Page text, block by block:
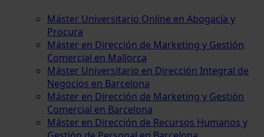
Máster Universitario Online en Abogacía y
Procura
Máster en Dirección de Marketing y Gestión
Comercial en Mallorca
Máster Universitario en Dirección Integral de
Negocios en Barcelona
Máster en Dirección de Marketing y Gestión
Comercial en Barcelona
Máster en Dirección de Recursos Humanos y